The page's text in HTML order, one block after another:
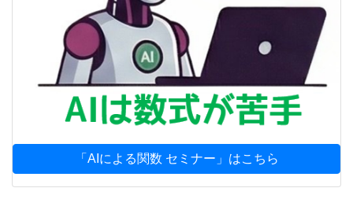
「AIによる関数 セミナー」はこちら